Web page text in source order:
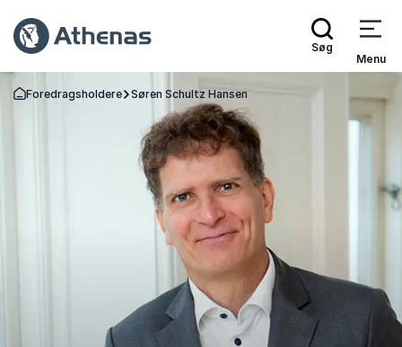
Søg
Menu
Tilbage til forsiden
Foredragsholdere Søren Schultz Hansen